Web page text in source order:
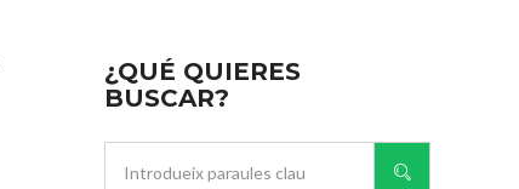
¿QUÉ QUIERES
BUSCAR?